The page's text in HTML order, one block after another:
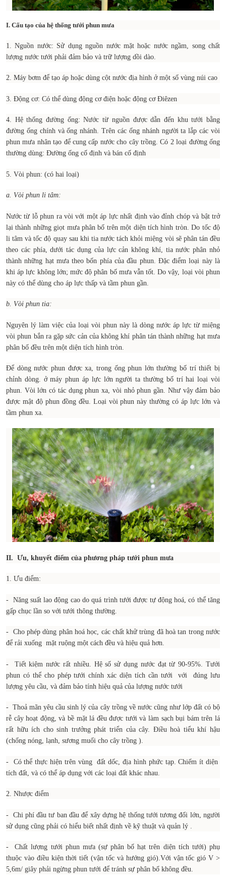
I. Cấu tạo của hệ thống tưới phun mưa
1. Nguồn nước: Sử dụng nguồn nước mặt hoặc nước ngầm, song chất
lượng nước tưới phải đảm bảo và trữ lượng dồi dào.
2. Máy bơm để tạo áp hoặc dùng cột nước địa hình ở một số vùng núi cao
3. Động cơ: Có thể dùng động cơ điện hoặc động cơ Điêzen
4. Hệ thống đường ống: Nước từ nguồn được dẫn đến khu tưới bằng
đường ống chính và ống nhánh. Trên các ống nhánh người ta lắp các vòi
phun mưa nhân tạo để cung cấp nước cho cây trồng. Có 2 loại đường ống
thường dùng: Đường ống cố định và bán cố định
5. Vòi phun: (có hai loại)
a. Vòi phun li tâm:
Nước từ lỗ phun ra vòi với một áp lực nhất định vào đỉnh chóp và bật trở
lại thành những giọt mưa phân bố trên một diện tích hình tròn. Do tốc độ
li tâm và tốc độ quay sau khi tia nước tách khỏi miệng vòi sẽ phân tán đều
theo các phía, dưới tác dụng của lực cản không khí, tia nước phân nhỏ
thành những hạt mưa theo bốn phía của đầu phun. Đặc điểm loại này là
khi áp lực không lớn; mức độ phân bố mưa vẫn tốt. Do vậy, loại vòi phun
này có thể dùng cho áp lực thấp và tầm phun gần.
b. Vòi phun tia:
Nguyên lý làm việc của loại vòi phun này là dòng nước áp lực từ miệng
vòi phun bắn ra gặp sức cản của không khí phân tán thành những hạt mưa
phân bố đều trên một diện tích hình tròn.
Để dòng nước phun được xa, trong ống phun lớn thường bố trí thiết bị
chỉnh dòng. ở máy phun áp lực lớn người ta thường bố trí hai loại vòi
phun. Vòi lớn có tác dụng phun xa, vòi nhỏ phun gần. Như vậy đảm bảo
được mật độ phun đồng đều. Loại vòi phun này thường có áp lực lớn và
tầm phun xa.
II. Ưu, khuyết điểm của phương pháp tưới phun mưa
1. Ưu điểm:
- Năng suất lao động cao do quá trình tưới được tự động hoá, có thể tăng
gấp chục lần so với tưới thông thường.
- Cho phép dùng phân hoá học, các chất khử trùng đã hoà tan trong nước
để rải xuống mặt ruộng một cách đều và hiệu quả hơn.
- Tiết kiệm nước rất nhiều. Hệ số sử dụng nước đạt từ 90-95%. Tưới
phun có thể cho phép tưới chính xác diện tích cần tưới với đúng lưu
lượng yêu cầu, và đảm bảo tính hiệu quả của lượng nước tưới
- Thoả mãn yêu cầu sinh lý của cây trồng về nước cũng như lớp đất có bộ
rễ cây hoạt động, và bề mặt lá đều được tưới và làm sạch bụi bám trên lá
rất hữu ích cho sinh trưởng phát triển của cây. Điều hoà tiểu khí hậu
(chống nóng, lạnh, sương muối cho cây trồng ).
- Có thể thực hiện trên vùng đất dốc, địa hình phức tạp. Chiếm ít diện
tích đất, và có thể áp dụng với các loại đất khác nhau.
2. Nhược điểm
- Chi phí đầu tư ban đầu để xây dựng hệ thống tưới tương đối lớn, người
sử dụng cũng phải có hiểu biết nhất định về kỹ thuật và quản lý .
- Chất lượng tưới phun mưa (sự phân bố hạt trên diện tích tưới) phụ
thuộc vào điều kiện thời tiết (vận tốc và hướng gió).Với vận tốc gió V >
5,6m/ giây phải ngừng phun tưới để tránh sự phân bố không đều.